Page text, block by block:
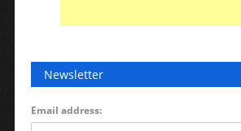
Newsletter
Email address: